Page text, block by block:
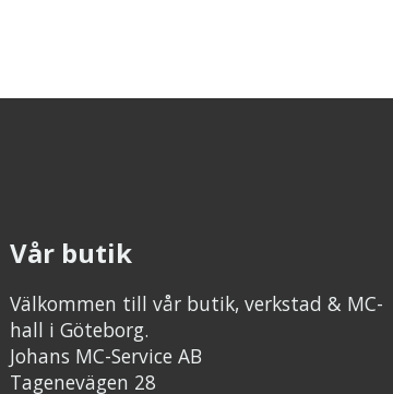
Vår butik
Välkommen till vår butik, verkstad & MC-
hall i Göteborg.
Johans MC-Service AB
Tagenevägen 28